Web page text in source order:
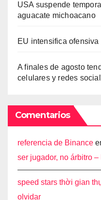
USA suspende
aguacate michoacano
EU intensifica
A finales de agosto
celulares y redes
Comentarios
referencia de Binance
ser jugador, no árbitro
speed stars thời gian
olvidar